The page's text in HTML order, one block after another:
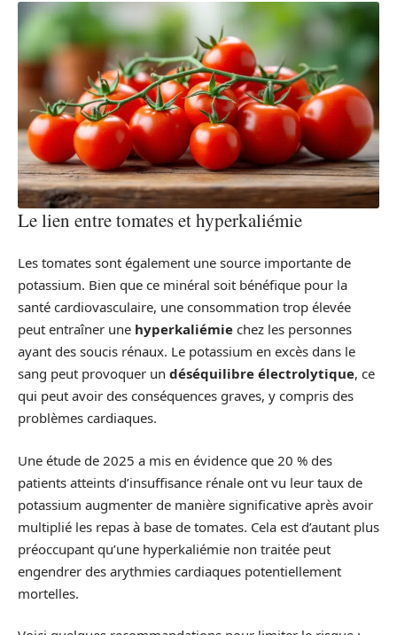
Le lien entre tomates et hyperkaliémie
Les tomates sont également une source importante de
potassium. Bien que ce minéral soit bénéfique pour la
santé cardiovasculaire, une consommation trop élevée
peut entraîner une hyperkaliémie chez les personnes
ayant des soucis rénaux. Le potassium en excès dans le
sang peut provoquer un déséquilibre électrolytique, ce
qui peut avoir des conséquences graves, y compris des
problèmes cardiaques.
Une étude de 2025 a mis en évidence que 20 % des
patients atteints d’insuffisance rénale ont vu leur taux de
potassium augmenter de manière significative après avoir
multiplié les repas à base de tomates. Cela est d’autant plus
préoccupant qu’une hyperkaliémie non traitée peut
engendrer des arythmies cardiaques potentiellement
mortelles.